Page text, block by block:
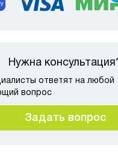
Нужна
ответят на любой
вопрос
Задать вопрос